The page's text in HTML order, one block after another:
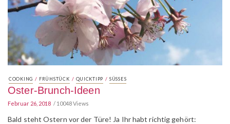
COOKING / FRÜHSTÜCK / QUICKTIPP / SÜSSES
Oster-Brunch-Ideen
Februar 26, 2018 10048 Views
Bald steht Ostern vor der Türe! Ja Ihr habt richtig gehört: